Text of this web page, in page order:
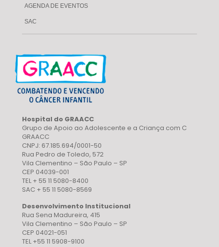
AGENDA DE EVENTOS
SAC
Hospital do GRAACC
Grupo de Apoio ao Adolescente e a Criança com C
GRAACC
CNPJ: 67.185.694/0001-50
Rua Pedro de Toledo, 572
Vila Clementino – São Paulo – SP
CEP 04039-001
TEL + 55 11 5080-8400
SAC + 55 11 5080-8569
Desenvolvimento Institucional
Rua Sena Madureira, 415
Vila Clementino – São Paulo – SP
CEP 04021-051
TEL +55 11 5908-9100